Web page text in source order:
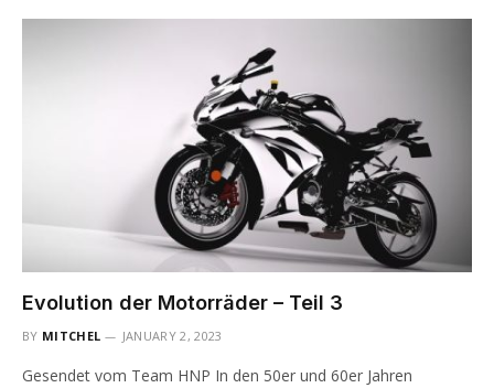
Evolution der Motorräder – Teil 3
BY MITCHEL JANUARY 2, 2023
Gesendet vom Team HNP In den 50er und 60er Jahren